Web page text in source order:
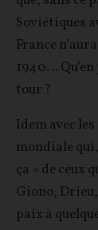
Soviétiques
France
1940…
tour ?
Idem avec
mondiale
ça » de ceux
Giono,
paix à